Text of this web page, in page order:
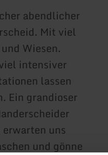
abendlicher
Mit viel
Wiesen.
intensiver
lassen
Ein grandioser
uns
und gönne